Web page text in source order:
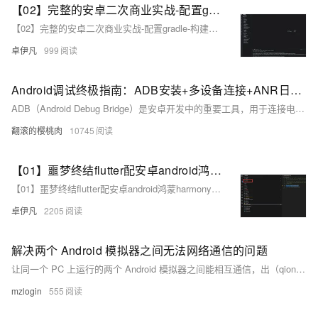
【02】完整的安卓二次商业实战-配置gradle-构建打包原生安卓项目-调试本地运行模拟器-优雅草伊凡
【02】完整的安卓二次商业实战-配置gradle-构建打包原生安卓项目-调试本地运行模拟器-优雅草伊凡
卓伊凡 999
Android调试终极指南：ADB安装+多设备连接+ANR日志抓取全流程解析，覆盖环境变量配置/多设备调试/ANR日志分析全流程，附Win/Mac/Linux三平台解决方案
ADB（Android Debug Bridge）是安卓开发中的重要工具，用于连接电脑与安卓设备，实现文件传输、应用管理、日志抓取等功能。本文介绍了 ADB 的基本概念、安装配置及常用命令。包括：1) 基本命令如 `adb version` 和 `adb devices`；2) 权限操作如 `adb root` 和 `adb shell`；3) APK 操作如安装、卸载应用；4) 文件传输如 `adb push` 和 `adb pull`；5) 日志记录如 `adb logcat`；6) 系统信息获取如屏幕截图和录屏。通过这些功能，用户可高效调试和管理安卓设备。
翻滚的樱桃肉 10745
【01】噩梦终结flutter配安卓android鸿蒙harmonyOS 以及next调试环境配鸿蒙和ios真机调试环境-flutter项目安卓环境配置-gradle-agp-ndkVersion模拟器运行真机测试环境-本地环境搭建-如何快速搭建android本地运行环境-优雅草卓伊凡-很多人在这步就被难倒了
【01】噩梦终结flutter配安卓android鸿蒙harmonyOS 以及next调试环境配鸿蒙和ios真机调试环境-flutter项目安卓环境配置-gradle-agp-ndkVersion模拟器运行真机测试环境-本地环境搭建-如何快速搭建android本地运行环境-优雅草卓伊凡-很多人在这步就被难倒了
卓伊凡 2205
解决两个 Android 模拟器之间无法网络通信的问题
让同一个 PC 上运行的两个 Android 模拟器之间能相互通信，出（qiong）差（ren）的智慧。
mzlogin 555